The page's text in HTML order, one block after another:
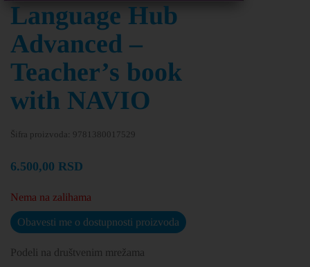
Language Hub
Advanced –
Teacher’s book
with NAVIO
Šifra proizvoda: 9781380017529
6.500,00 RSD
Nema na zalihama
Obavesti me o dostupnosti proizvoda
Podeli na društvenim mrežama